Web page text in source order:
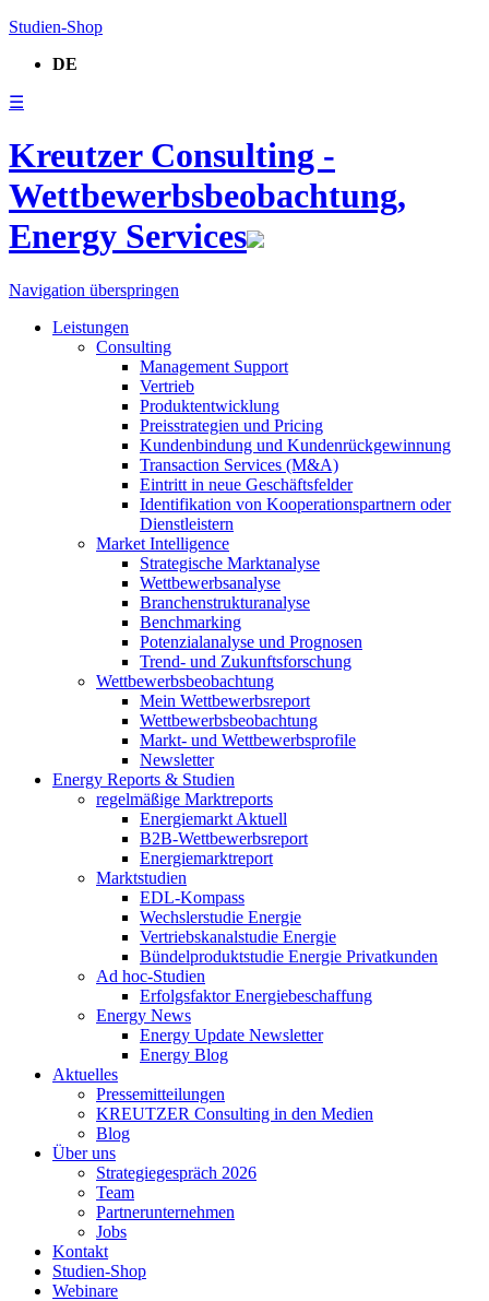
Studien-Shop
DE
☰
Kreutzer Consulting -
Wettbewerbsbeobachtung,
Energy Services
Navigation überspringen
Leistungen
Consulting
Management Support
Vertrieb
Produktentwicklung
Preisstrategien und Pricing
Kundenbindung und Kundenrückgewinnung
Transaction Services (M&A)
Eintritt in neue Geschäftsfelder
Identifikation von Kooperationspartnern oder
Dienstleistern
Market Intelligence
Strategische Marktanalyse
Wettbewerbsanalyse
Branchenstrukturanalyse
Benchmarking
Potenzialanalyse und Prognosen
Trend- und Zukunftsforschung
Wettbewerbs­beobachtung
Mein Wettbewerbsreport
Wettbewerbsbeobachtung
Markt- und Wettbewerbsprofile
Newsletter
Energy Reports & Studien
regelmäßige Marktreports
Energiemarkt Aktuell
B2B-Wettbewerbsreport
Energiemarktreport
Marktstudien
EDL-Kompass
Wechslerstudie Energie
Vertriebskanalstudie Energie
Bündelproduktstudie Energie Privatkunden
Ad hoc-Studien
Erfolgsfaktor Energiebeschaffung
Energy News
Energy Update Newsletter
Energy Blog
Aktuelles
Pressemitteilungen
KREUTZER Consulting in den Medien
Blog
Über uns
Strategiegespräch 2026
Team
Partnerunternehmen
Jobs
Kontakt
Studien-Shop
Webinare